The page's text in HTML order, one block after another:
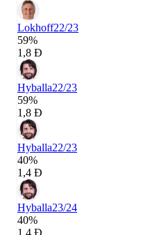
Lokhoff22/23
59%
1,8 Đ
Hyballa22/23
59%
1,8 Đ
Hyballa22/23
40%
1,4 Đ
Hyballa23/24
40%
1,4 Đ